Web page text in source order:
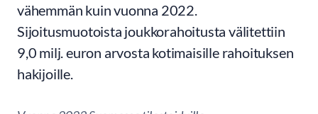
vähemmän kuin vuonna 2022.
Sijoitusmuotoista joukkorahoitusta välitettiin
9,0 milj. euron arvosta kotimaisille rahoituksen
hakijoille.